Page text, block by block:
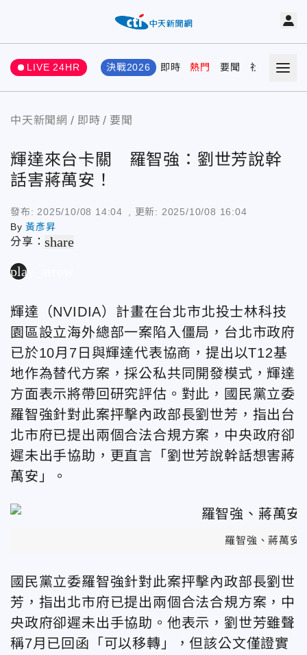
LIVE 24HR 決戰2026 即時 熱門 要聞 社會 娛樂
中天新聞網 即時 要聞
輝達來台卡關 羅智強：劉世芳說幹
話害蔣萬安！
發布: 2025/10/08 14:04 , 更新: 2025/10/08 16:04
By黃彥昇
分享：share
play_arrow
輝達（NVIDIA）計畫在台北市北投士林科技
園區設立海外總部一案陷入僵局，台北市政府
已於10月7日與輝達代表協商，提出以T12基
地作為替代方案，採公私共同開發模式，輝達
方面表示將帶回研究評估。對此，國民黨立委
羅智強針對此案抨擊內政部長劉世芳，指出台
北市府已提出兩個合法合規方案，中央政府卻
遲未出手協助，更直言「劉世芳說幹話想害蔣
萬安」。
羅智強、蔣萬安
國民黨立委羅智強針對此案抨擊內政部長劉世
芳，指出北市府已提出兩個合法合規方案，中
央政府卻遲未出手協助。他表示，劉世芳雖聲
稱7月已回函「可以移轉」，但該公文僅證實